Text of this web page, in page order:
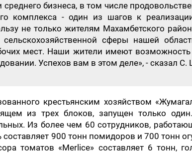
бизнеса, в том числе
комплекса - один из шагов к
не только жителям Махамбетского
сферы нашей
мест. Наши жители имеют
Успехов вам в этом деле», - сказал С.
крестьянским хозяйством
из трех блоков, запущен только
Из более чем 60 сотрудников,
900 тонн помидоров и 700 тонн
томатов «Merlice» составляет 6 тонн,